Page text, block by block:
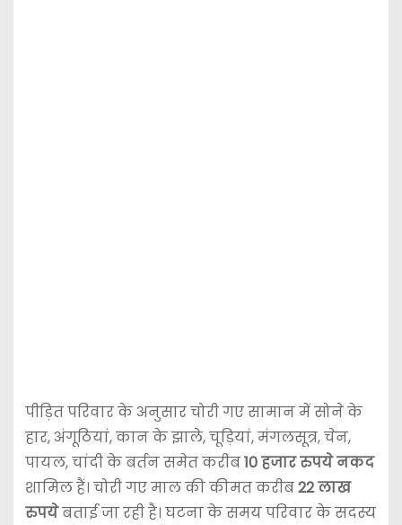
पीड़ित परिवार के अनुसार चोरी गए सामान में सोने के
हार, अंगूठियां, कान के झाले, चूड़ियां, मंगलसूत्र, चेन,
पायल, चांदी के बर्तन समेत करीब10 हजार रुपये नकद
शामिल हैं। चोरी गए माल की कीमत करीब22 लाख
रुपयेबताई जा रही है। घटना के समय परिवार के सदस्य